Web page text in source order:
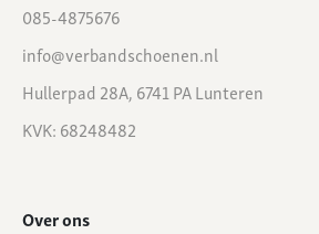
085-4875676
info@verbandschoenen.nl
Hullerpad 28A, 6741 PA Lunteren
KVK: 68248482
Over ons